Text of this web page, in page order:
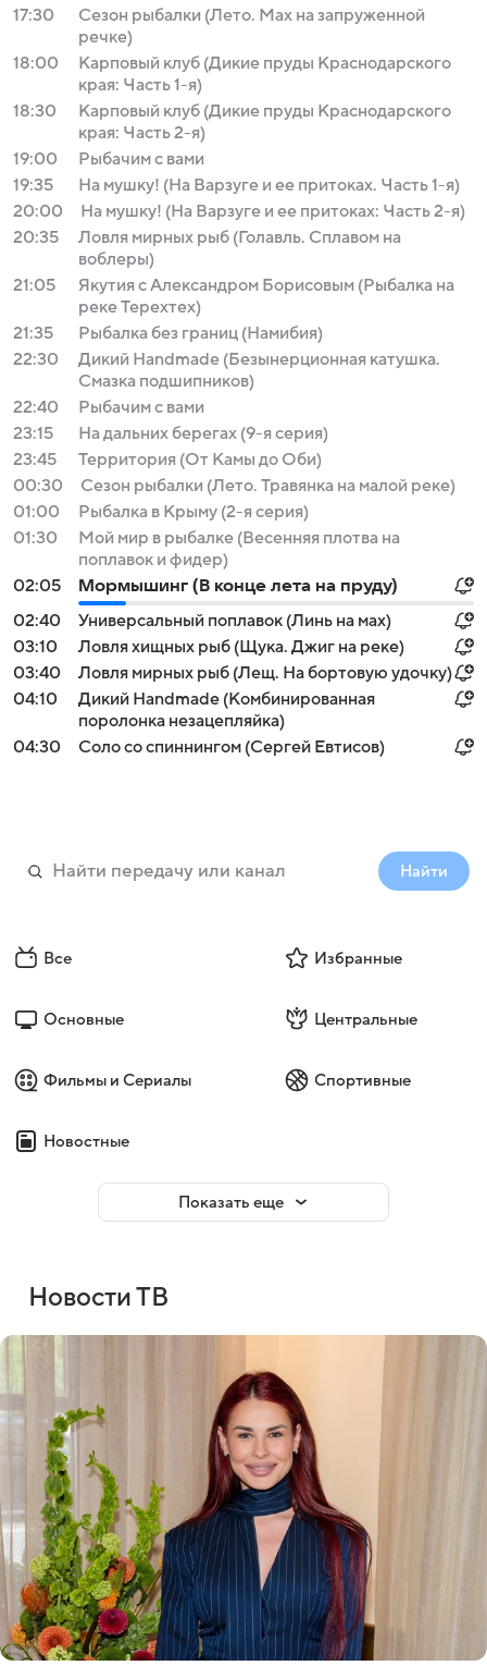
17:30
Сезон рыбалки (Лето. Мах на запруженной
речке)
18:00
Карповый клуб (Дикие пруды Краснодарского
края: Часть 1-я)
18:30
Карповый клуб (Дикие пруды Краснодарского
края: Часть 2-я)
19:00
Рыбачим с вами
19:35
На мушку! (На Варзуге и ее притоках. Часть 1-я)
20:00
На мушку! (На Варзуге и ее притоках: Часть 2-я)
20:35
Ловля мирных рыб (Голавль. Сплавом на
воблеры)
21:05
Якутия с Александром Борисовым (Рыбалка на
реке Терехтех)
21:35
Рыбалка без границ (Намибия)
22:30
Дикий Handmade (Безынерционная катушка.
Смазка подшипников)
22:40
Рыбачим с вами
23:15
На дальних берегах (9-я серия)
23:45
Территория (От Камы до Оби)
00:30
Сезон рыбалки (Лето. Травянка на малой реке)
01:00
Рыбалка в Крыму (2-я серия)
01:30
Мой мир в рыбалке (Весенняя плотва на
поплавок и фидер)
02:05
Мормышинг (В конце лета на пруду)
02:40
Универсальный поплавок (Линь на мах)
03:10
Ловля хищных рыб (Щука. Джиг на реке)
03:40
Ловля мирных рыб (Лещ. На бортовую удочку)
04:10
Дикий Handmade (Комбинированная
поролонка незацепляйка)
04:30
Соло со спиннингом (Сергей Евтисов)
Найти
Все Избранные
Основные Центральные
Фильмы и Сериалы Спортивные
Новостные
Показать еще
Новости ТВ